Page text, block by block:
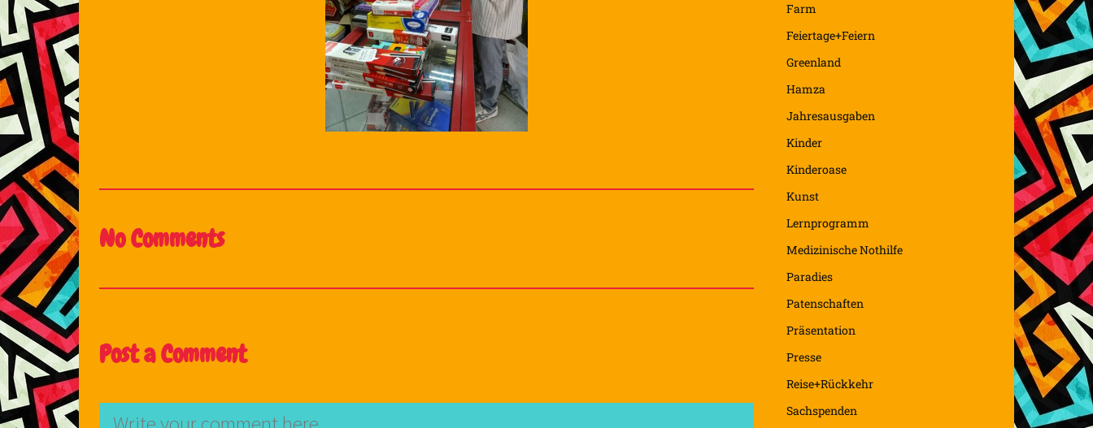
No Comments
Post a Comment
Farm
Feiertage+Feiern
Greenland
Hamza
Jahresausgaben
Kinder
Kinderoase
Kunst
Lernprogramm
Medizinische Nothilfe
Paradies
Patenschaften
Präsentation
Presse
Reise+Rückkehr
Sachspenden